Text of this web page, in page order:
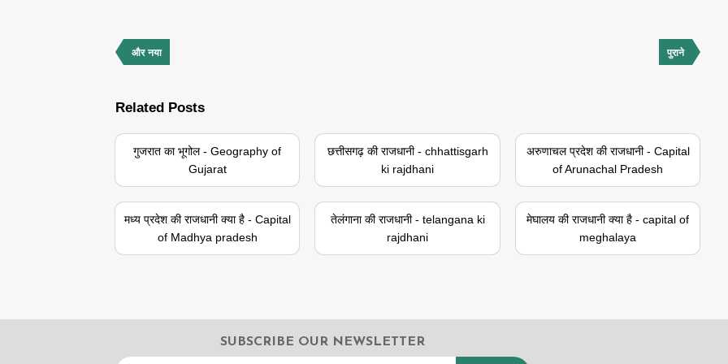
और नया पुराने
Related Posts
गुजरात का भूगोल - Geography of
Gujarat
छत्तीसगढ़ की राजधानी - chhattisgarh
ki rajdhani
अरुणाचल प्रदेश की राजधानी - Capital
of Arunachal Pradesh
मध्य प्रदेश की राजधानी क्या है - Capital
of Madhya pradesh
तेलंगाना की राजधानी - telangana ki
rajdhani
मेघालय की राजधानी क्या है - capital of
meghalaya
SUBSCRIBE OUR NEWSLETTER